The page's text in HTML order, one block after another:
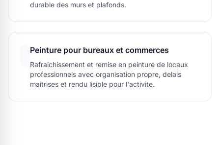
durable des murs et plafonds.
Peinture pour bureaux et commerces
Rafraichissement et remise en peinture de locaux
professionnels avec organisation propre, delais
maitrises et rendu lisible pour l'activite.